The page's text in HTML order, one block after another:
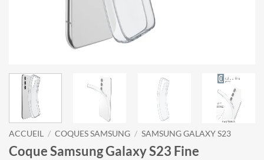
ACCUEIL / COQUES SAMSUNG / SAMSUNG GALAXY S23
Coque Samsung Galaxy S23 Fine